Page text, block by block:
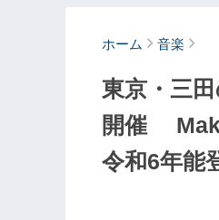
ホーム 音楽
東京・三
開催
令和6年能